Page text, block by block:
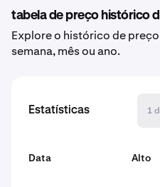
tabela de preço histórico
Explore o histórico de
semana, mês ou ano.
Estatísticas 1
Data Alto